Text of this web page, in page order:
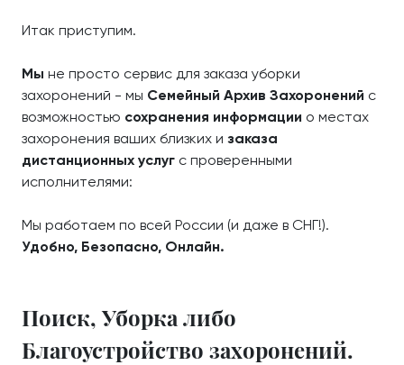
Итак приступим.
Мы не просто сервис для заказа уборки
захоронений - мы Семейный Архив Захоронений с
возможностью сохранения информации о местах
захоронения ваших близких и заказа
дистанционных услуг с проверенными
исполнителями:
Мы работаем по всей России (и даже в СНГ!).
Удобно, Безопасно, Онлайн.
Поиск, Уборка либо
Благоустройство захоронений.